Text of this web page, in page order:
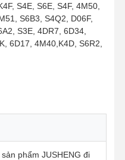
S4E, S6E, S4F, 4M50,
S6B3, S4Q2, D06F,
S3E, 4DR7, 6D34,
6D17, 4M40,K4D, S6R2,
phẩm JUSHENG đi